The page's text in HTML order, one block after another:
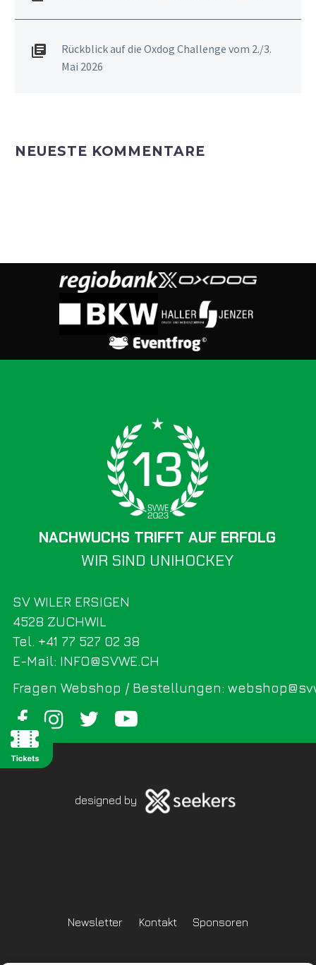
Rückblick auf die Oxdog Challenge vom 2./3.
Mai 2026
NEUESTE KOMMENTARE
SV WILER ERSIGEN
Fragen Webshop / Bestellungen:
4528 ZUCHWIL
Tel. +41 77 527 02 38
E-Mail: INFO@SVWE.CH
WIR SIND UNIHOCKEY
NACHWUCHS TRIFFT AUF ERFOLG
designed by
Newsletter Kontakt Sponsoren